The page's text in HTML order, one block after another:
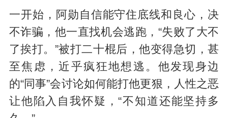
一开始，阿勋自信能守住底线和良心，决
不诈骗，他一直找机会逃跑，“失败了大不
了挨打。”被打二十棍后，他变得急切，甚
至焦虑，近乎疯狂地想逃。他发现身边
的“同事”会讨论如何能打他更狠，人性之恶
让他陷入自我怀疑，“不知道还能坚持多